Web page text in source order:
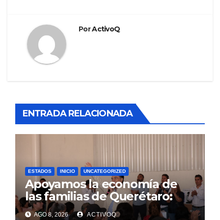
PorActivoQ
ENTRADA RELACIONADA
ESTADOS INICIO UNCATEGORIZED
Apoyamos la economía de
las familias de Querétaro:
Luis Nava
AGO 8, 2026 ACTIVOQ